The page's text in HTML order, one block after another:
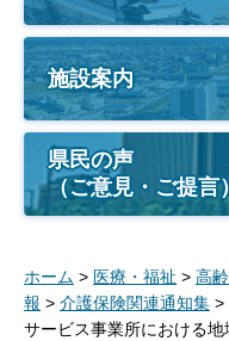
施設案内
県民の声
（ご意見・ご提言）
ホーム > 医療・福祉 > 高
報 > 介護保険関連通知集 >
サービス事業所における